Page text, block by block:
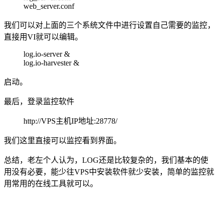
web_server.conf
我们可以对上面的三个系统文件中进行设置自己需要的监控，
直接用VI就可以编辑。
log.io-server &
log.io-harvester &
启动。
最后，登录监控软件
http://VPS主机IP地址:28778/
我们这里直接可以监控看到界面。
总结，老左个人认为，LOG还是比较复杂的，我们基本的使
用没有必要，能少往VPS中安装软件就少安装，简单的监控就
用常用的在线工具就可以。